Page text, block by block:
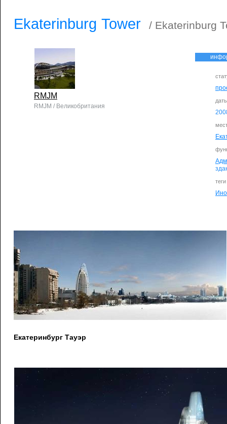
Ekaterinburg Tower / Ekaterinburg
теги
RMJM
RMJM / Великобритания
Екатеринбург Тауэр